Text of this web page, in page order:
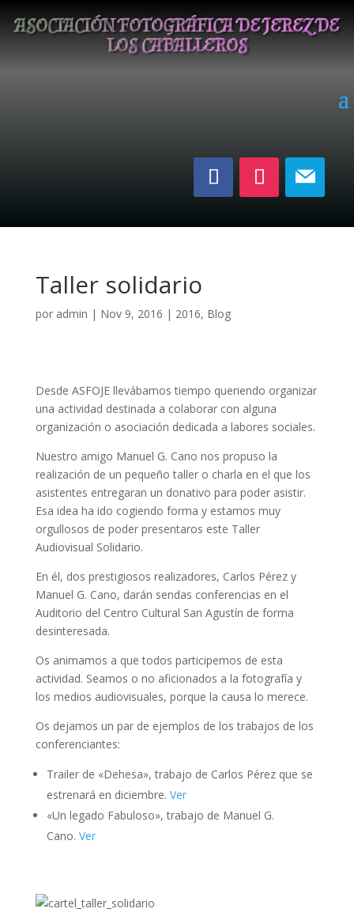
ASOCIACIÓN FOTOGRÁFICA DE JEREZ DE
LOS CABALLEROS
Taller solidario
por admin | Nov 9, 2016 | 2016, Blog
Desde ASFOJE llevábamos tiempo queriendo organizar
una actividad destinada a colaborar con alguna
organización o asociación dedicada a labores sociales.
Nuestro amigo Manuel G. Cano nos propuso la
realización de un pequeño taller o charla en el que los
asistentes entregaran un donativo para poder asistir.
Esa idea ha ido cogiendo forma y estamos muy
orgullosos de poder presentaros este Taller
Audiovisual Solidario.
En él, dos prestigiosos realizadores, Carlos Pérez y
Manuel G. Cano, darán sendas conferencias en el
Auditorio del Centro Cultural San Agustín de forma
desinteresada.
Os animamos a que todos participemos de esta
actividad. Seamos o no aficionados a la fotografía y
los medios audiovisuales, porque la causa lo merece.
Os dejamos un par de ejemplos de los trabajos de los
conferenciantes:
Trailer de «Dehesa», trabajo de Carlos Pérez que se
estrenará en diciembre. Ver
«Un legado Fabuloso», trabajo de Manuel G.
Cano. Ver